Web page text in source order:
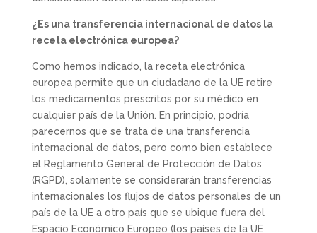
¿Es una transferencia internacional de datos la
receta electrónica europea?
Como hemos indicado, la receta electrónica
europea permite que un ciudadano de la UE retire
los medicamentos prescritos por su médico en
cualquier país de la Unión. En principio, podría
parecernos que se trata de una transferencia
internacional de datos, pero como bien establece
el Reglamento General de Protección de Datos
(RGPD), solamente se considerarán transferencias
internacionales los flujos de datos personales de un
país de la UE a otro país que se ubique fuera del
Espacio Económico Europeo (los países de la UE